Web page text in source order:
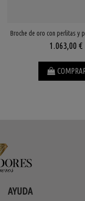
Broche de oro con perlitas y
1.063,00 €
AYUDA